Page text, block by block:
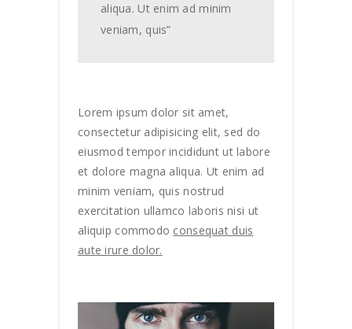
aliqua. Ut enim ad minim
veniam, quis”
Lorem ipsum dolor sit amet,
consectetur adipisicing elit, sed do
eiusmod tempor incididunt ut labore
et dolore magna aliqua. Ut enim ad
minim veniam, quis nostrud
exercitation ullamco laboris nisi ut
aliquip commodo consequat duis
aute irure dolor.